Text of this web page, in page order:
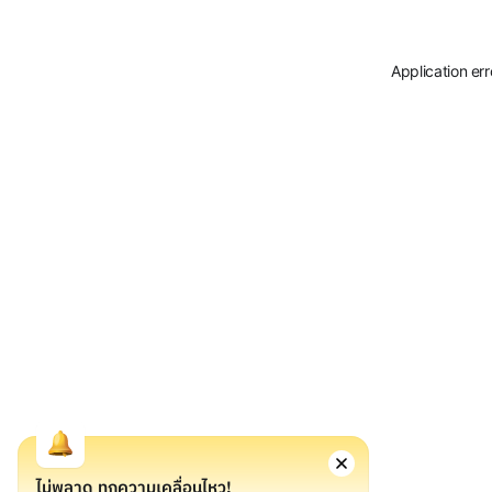
Application